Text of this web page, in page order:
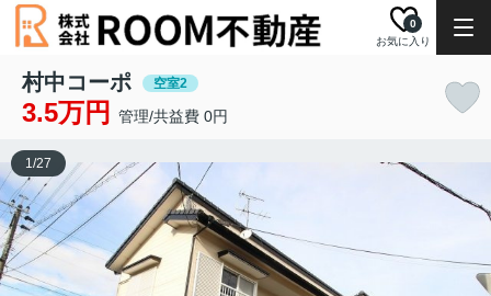
お気に入り
0
村中コーポ 空室2
3.5万円 管理/共益費 0円
1/27